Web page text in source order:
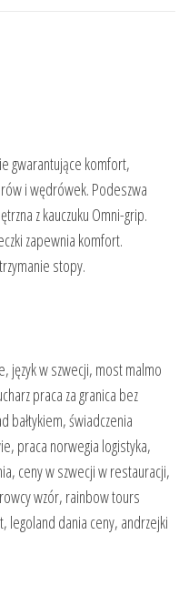
gwarantujące komfort,
i wędrówek. Podeszwa
z kauczuku Omni-grip.
zapewnia komfort.
stopy.
język w szwecji, most malmo
praca za granica bez
bałtykiem, świadczenia
praca norwegia logistyka,
ceny w szwecji w restauracji,
wzór, rainbow tours
legoland dania ceny, andrzejki